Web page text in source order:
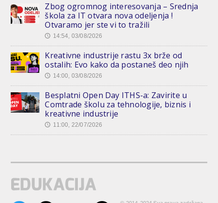
Zbog ogromnog interesovanja – Srednja
škola za IT otvara nova odeljenja !
Otvaramo jer ste vi to tražili
🕔 14:54, 03/08/2026
Kreativne industrije rastu 3x brže od
ostalih: Evo kako da postaneš deo njih
🕔 14:00, 03/08/2026
Besplatni Open Day ITHS-a: Zavirite u
Comtrade školu za tehnologije, biznis i
kreativne industrije
🕔 11:00, 22/07/2026